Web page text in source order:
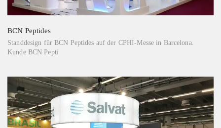
BCN Peptides
Standdesign für BCN Peptides auf der CPHI-Messe in Barcelona.
Kunde BCN Pepti